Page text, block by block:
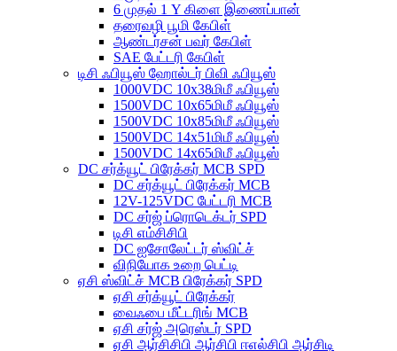
6 முதல் 1 Y கிளை இணைப்பான்
தரைவழி பூமி கேபிள்
ஆண்டர்சன் பவர் கேபிள்
SAE பேட்டரி கேபிள்
டிசி ஃபியூஸ் ஹோல்டர் பிவி ஃபியூஸ்
1000VDC 10x38மிமீ ஃபியூஸ்
1500VDC 10x65மிமீ ஃபியூஸ்
1500VDC 10x85மிமீ ஃபியூஸ்
1500VDC 14x51மிமீ ஃபியூஸ்
1500VDC 14x65மிமீ ஃபியூஸ்
DC சர்க்யூட் பிரேக்கர் MCB SPD
DC சர்க்யூட் பிரேக்கர் MCB
12V-125VDC பேட்டரி MCB
DC சர்ஜ் ப்ரொடெக்டர் SPD
டிசி எம்சிசிபி
DC ஐசோலேட்டர் ஸ்விட்ச்
விநியோக உறை பெட்டி
ஏசி ஸ்விட்ச் MCB பிரேக்கர் SPD
ஏசி சர்க்யூட் பிரேக்கர்
வைஃபை மீட்டரிங் MCB
ஏசி சர்ஜ் அரெஸ்டர் SPD
ஏசி ஆர்சிசிபி ஆர்சிபி ஈஎல்சிபி ஆர்சிடி